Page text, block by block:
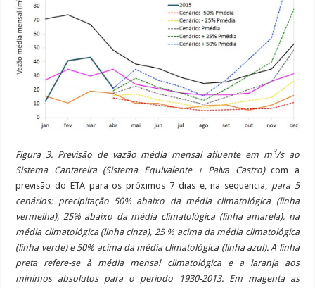
Figura 3. Previsão de vazão média mensal afluente em m3/s ao
Sistema Cantareira (Sistema Equivalente + Paiva Castro)com a
previsão do ETA para os próximos 7 dias e, na sequencia, para 5
cenários: precipitação 50% abaixo da média climatológica (linha
vermelha), 25% abaixo da média climatológica (linha amarela), na
média climatológica (linha cinza), 25 % acima da média climatológica
(linha verde) e 50% acima da média climatológica (linha azul). A linha
preta refere-se à média mensal climatológica e a laranja aos
mínimos absolutos para o período 1930-2013. Em magenta as